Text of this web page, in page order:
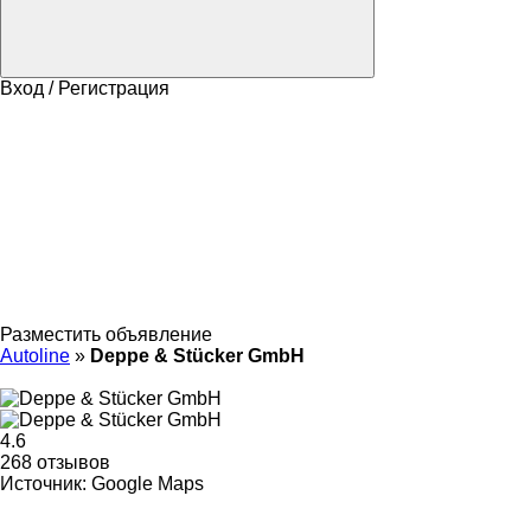
Вход / Регистрация
Разместить объявление
Autoline » Deppe & Stücker GmbH
4.6
268 отзывов
Источник: Google Maps